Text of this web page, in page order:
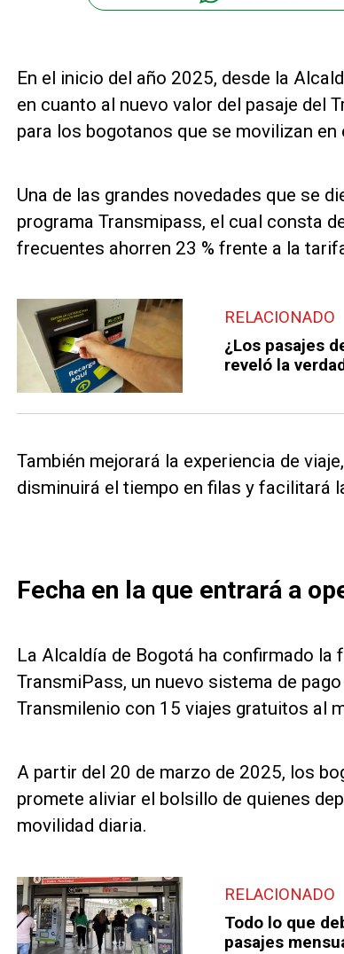
En el inicio del año 2025, desde la
en cuanto al nuevo valor del pasaje del
para los bogotanos que se movilizan
Una de las grandes novedades que se
programa Transmipass, el cual consta
frecuentes ahorren 23 % frente a la
RELACIONADO
¿Los pasajes
reveló la verdad
También mejorará la experiencia de
disminuirá el tiempo en filas y facilitará
Fecha en la que entrará a
La Alcaldía de Bogotá ha confirmado la
TransmiPass, un nuevo sistema de
Transmilenio con 15 viajes gratuitos al
A partir del 20 de marzo de 2025, los
promete aliviar el bolsillo de quienes
movilidad diaria.
RELACIONADO
Todo lo que
pasajes